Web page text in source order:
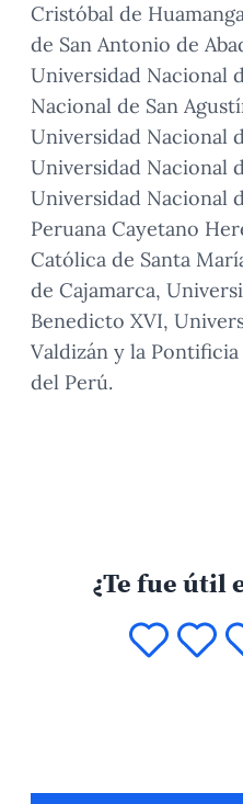
Cristóbal de
de San Antonio de
Universidad Nacional
Nacional de San
Universidad Nacional
Universidad Nacional
Universidad Nacional
Peruana Cayetano
Católica de Santa
de Cajamarca,
Benedicto XVI,
Valdizán y la
del Perú.
¿Te fue útil